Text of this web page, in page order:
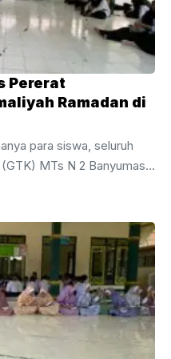
siswa selama
...
Pererat
Ramadan di
para siswa, seluruh
MTs N 2 Banyumas
suci melalui rangkaian
rutin setiap hari setelah
(KBM), tepatnya
berjamaah di Masjid
oleh seluruh elemen
momentum penting
tengah kesibukan